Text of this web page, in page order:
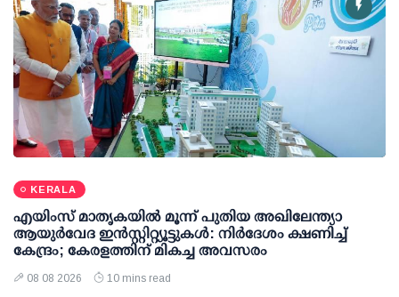
KERALA
എയിംസ് മാതൃകയില്‍ മൂന്ന് പുതിയ അഖിലേന്ത്യാ
ആയുര്‍വേദ ഇന്‍സ്റ്റിറ്റ്യൂട്ടുകള്‍: നിര്‍ദേശം ക്ഷണിച്ച്
കേന്ദ്രം; കേരളത്തിന് മികച്ച അവസരം
08 08 2026 10 mins read